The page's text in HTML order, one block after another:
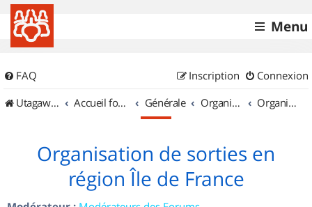
Menu
FAQ Connexion
Inscription
UtagawaVTT (Randos VTT et VTTAE avec traces GPS)
Accueil forum Générale Organisation de sorties & Recherche de partenaires Organisation de sorties en région Île de France
Organisation de sorties en
région Île de France